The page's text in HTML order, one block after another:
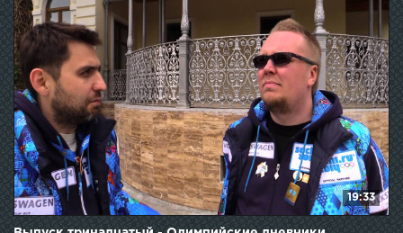
19:33